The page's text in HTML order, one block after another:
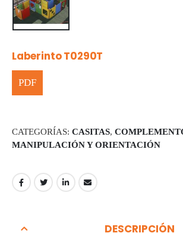
Laberinto T0290T
CATEGORÍAS: CASITAS,
MANIPULACIÓN Y ORIENTACIÓN
DESCRIPCIÓN